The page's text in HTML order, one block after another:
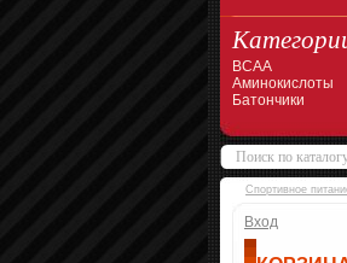
BCAA
Аминокислоты
Батончики
Спортивное
Вход